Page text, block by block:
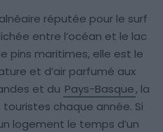
réputée pour le surf
entre l’océan et le lac
pins maritimes, elle est le
et d’air parfumé aux
et du Pays-Basque, la
chaque année. Si
logement le temps d’un